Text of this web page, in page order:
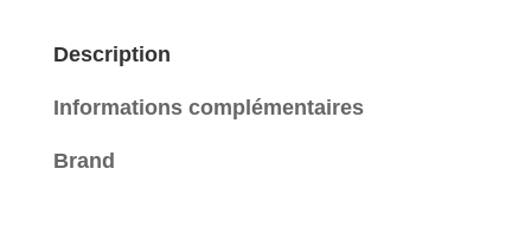
Description
Informations complémentaires
Brand